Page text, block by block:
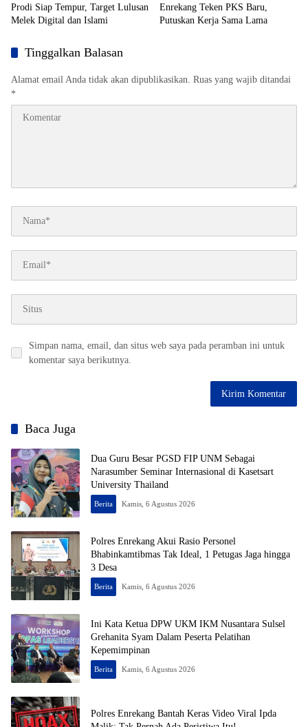
Prodi Siap Tempur, Target Lulusan
Melek Digital dan Islami
Enrekang Teken PKS Baru,
Putuskan Kerja Sama Lama
Tinggalkan Balasan
Alamat email Anda tidak akan dipublikasikan. Ruas yang wajib ditandai
*
Simpan nama, email, dan situs web saya pada peramban ini untuk
komentar saya berikutnya.
Baca Juga
Dua Guru Besar PGSD FIP UNM Sebagai
Narasumber Seminar Internasional di Kasetsart
University Thailand
Berita Kamis, 6 Agustus 2026
Polres Enrekang Akui Rasio Personel
Bhabinkamtibmas Tak Ideal, 1 Petugas Jaga hingga
3 Desa
Berita Kamis, 6 Agustus 2026
Ini Kata Ketua DPW UKM IKM Nusantara Sulsel
Grehanita Syam Dalam Peserta Pelatihan
Kepemimpinan
Berita Kamis, 6 Agustus 2026
Polres Enrekang Bantah Keras Video Viral Ipda